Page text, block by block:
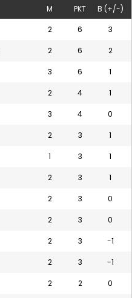
M PKT B (+/-)
2 6 3
2 6 2
3 6 1
2 4 1
3 4 0
2 3 1
1 3 1
2 3 1
2 3 0
2 3 0
2 3 -1
2 3 -1
2 2 0